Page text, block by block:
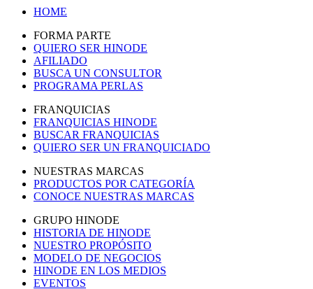
HOME
FORMA PARTE
QUIERO SER HINODE
AFILIADO
BUSCA UN CONSULTOR
PROGRAMA PERLAS
FRANQUICIAS
FRANQUICIAS HINODE
BUSCAR FRANQUICIAS
QUIERO SER UN FRANQUICIADO
NUESTRAS MARCAS
PRODUCTOS POR CATEGORÍA
CONOCE NUESTRAS MARCAS
GRUPO HINODE
HISTORIA DE HINODE
NUESTRO PROPÓSITO
MODELO DE NEGOCIOS
HINODE EN LOS MEDIOS
EVENTOS